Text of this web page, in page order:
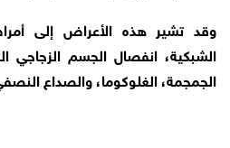
وقد تشير هذه الأعراض إلى
الشبكية، انفصال الجسم الزجاجي
الجمجمة، الغلوكوما، والصداع